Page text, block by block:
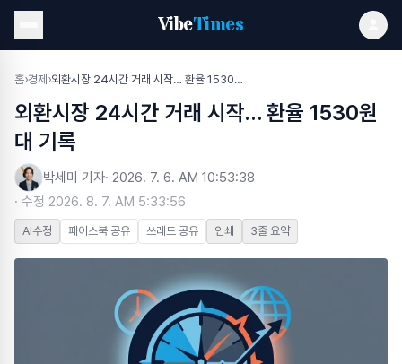
VibeTimes
홈›경제 › 외환시장 24시간 거래 시작… 환율 1530원대 기록
외환시장 24시간 거래 시작… 환율 1530원
대 기록
박세미 기자· 2026. 7. 6. AM 10:53:38
· 수정 2026. 8. 7. AM 5:33:56
AI수정 페이스북 공유 쓰레드 공유 인쇄 3줄 요약